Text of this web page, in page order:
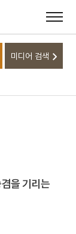
미디어 검색
을 기리는